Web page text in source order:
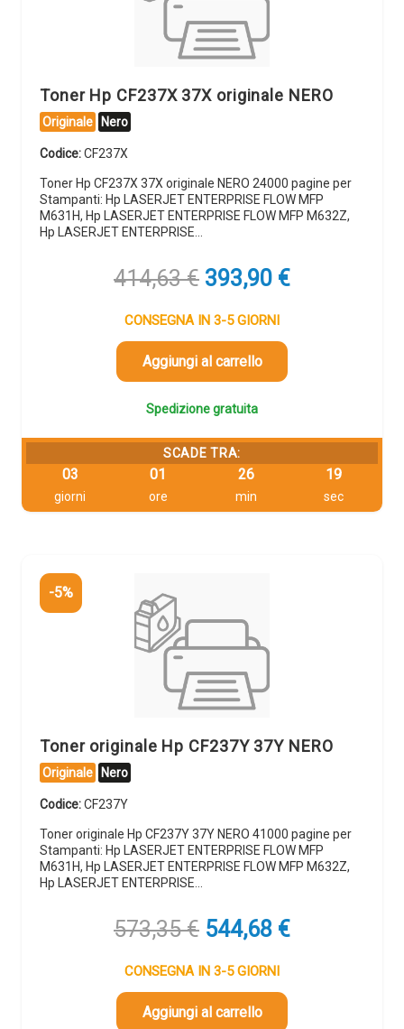
Toner Hp CF237X 37X originale NERO
Originale Nero
Codice:CF237X
Toner Hp CF237X 37X originale NERO 24000 pagine per
Stampanti: Hp LASERJET ENTERPRISE FLOW MFP
M631H, Hp LASERJET ENTERPRISE FLOW MFP M632Z,
Hp LASERJET ENTERPRISE…
414,63€ Il
originale
era:
414,63 €.
393,90 €Il
CONSEGNA IN 3-5 GIORNI
Aggiungi al carrello
Spedizione gratuita
SCADE TRA:
03
giorni
01
ore
26
min
19
sec
-5%
Toner originale Hp CF237Y 37Y NERO
Originale Nero
Codice:CF237Y
Toner originale Hp CF237Y 37Y NERO 41000 pagine per
Stampanti: Hp LASERJET ENTERPRISE FLOW MFP
M631H, Hp LASERJET ENTERPRISE FLOW MFP M632Z,
Hp LASERJET ENTERPRISE…
573,35€ Il
originale
era:
573,35 €.
544,68 €Il
CONSEGNA IN 3-5 GIORNI
Aggiungi al carrello